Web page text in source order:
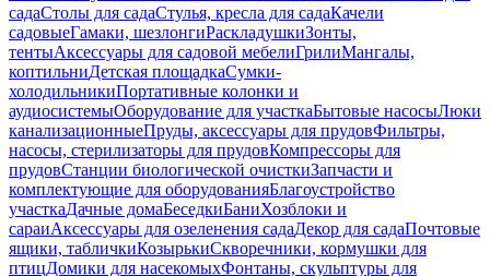
садаСтолы для садаСтулья, кресла для садаКачели
садовыеГамаки, шезлонгиРаскладушкиЗонты,
тентыАксессуары для садовой мебелиГрилиМангалы,
коптильниДетская площадкаСумки-
холодильникиПортативные колонки и
аудиосистемыОборудование для участкаБытовые насосыЛюки
канализационныеПруды, аксессуары для прудовФильтры,
насосы, стерилизаторы для прудовКомпрессоры для
прудовСтанции биологической очисткиЗапчасти и
комплектующие для оборудованияБлагоустройство
участкаДачные домаБеседкиБаниХозблоки и
сараиАксессуары для озеленения садаДекор для садаПочтовые
ящики, табличкиКозырькиСкворечники, кормушки для
птицДомики для насекомыхФонтаны, скульптуры для